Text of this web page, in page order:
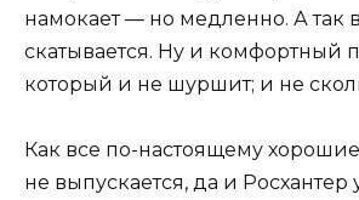
намокает — но медленно. А так
скатывается. Ну и комфортный
который и не шуршит; и не
Как все по-настоящему
не выпускается, да и